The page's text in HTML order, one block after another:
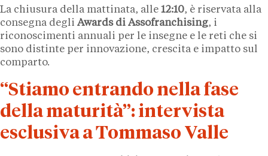
La chiusura della mattinata, alle 12:10, è riservata alla
consegna degli Awards di Assofranchising, i
riconoscimenti annuali per le insegne e le reti che si
sono distinte per innovazione, crescita e impatto sul
comparto.
“Stiamo entrando nella fase
della maturità”: intervista
esclusiva a Tommaso Valle